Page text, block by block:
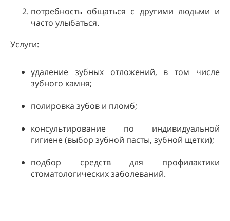
потребность общаться с другими людьми и
часто улыбаться.
Услуги:
удаление зубных отложений, в том числе
зубного камня;
полировка зубов и пломб;
консультирование по индивидуальной
гигиене (выбор зубной пасты, зубной щетки);
подбор средств для профилактики
стоматологических заболеваний.